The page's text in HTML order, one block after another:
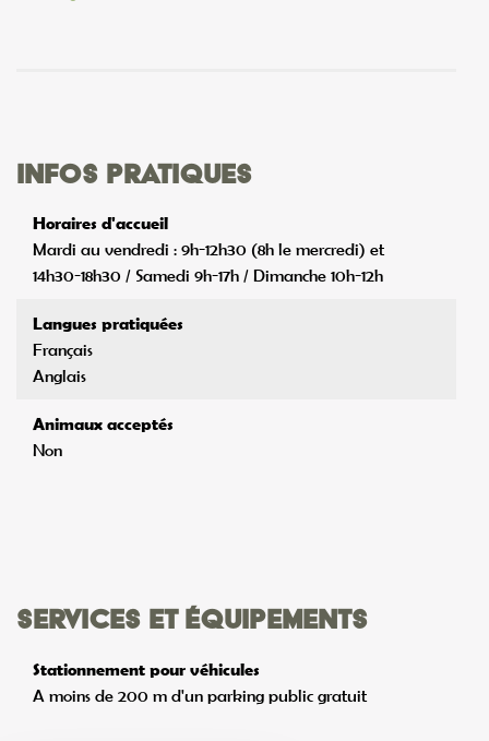
Infos pratiques
Horaires d'accueil
Mardi au vendredi : 9h-12h30 (8h le mercredi) et
14h30-18h30 / Samedi 9h-17h / Dimanche 10h-12h
Langues pratiquées
Français
Anglais
Animaux acceptés
Non
Services et équipements
Stationnement pour véhicules
A moins de 200 m d'un parking public gratuit